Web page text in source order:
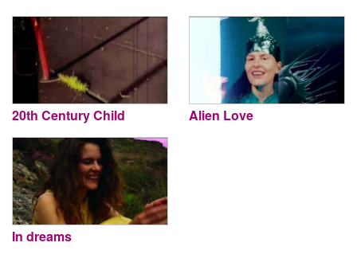
20th Century Child Alien Love
In dreams